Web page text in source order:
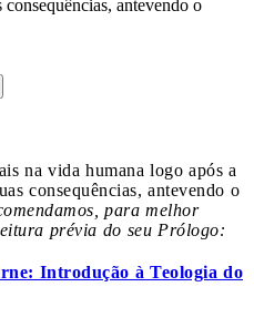
antevendo o
na vida humana logo após a
consequências, antevendo o
para melhor
prévia do seu Prólogo:
Introdução à Teologia do